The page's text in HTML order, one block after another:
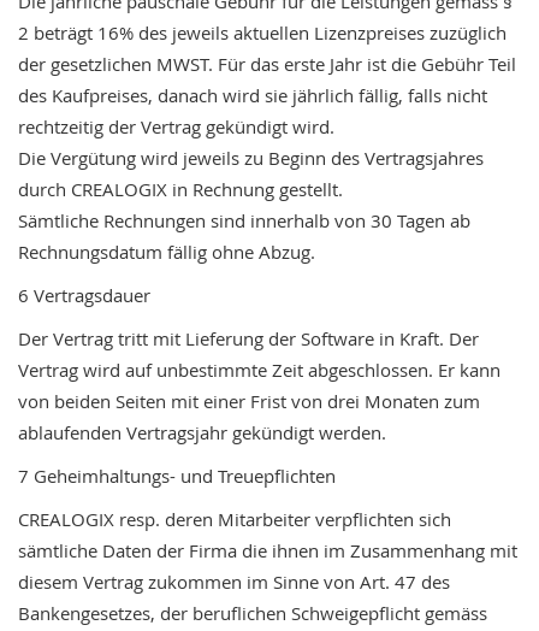
2 beträgt 16% des jeweils aktuellen Lizenzpreises zuzüglich
der gesetzlichen MWST. Für das erste Jahr ist die Gebühr Teil
des Kaufpreises, danach wird sie jährlich fällig, falls nicht
rechtzeitig der Vertrag gekündigt wird.
Die Vergütung wird jeweils zu Beginn des Vertragsjahres
durch CREALOGIX in Rechnung gestellt.
Sämtliche Rechnungen sind innerhalb von 30 Tagen ab
Rechnungsdatum fällig ohne Abzug.
6 Vertragsdauer
Der Vertrag tritt mit Lieferung der Software in Kraft. Der
Vertrag wird auf unbestimmte Zeit abgeschlossen. Er kann
von beiden Seiten mit einer Frist von drei Monaten zum
ablaufenden Vertragsjahr gekündigt werden.
7 Geheimhaltungs- und Treuepflichten
CREALOGIX resp. deren Mitarbeiter verpflichten sich
sämtliche Daten der Firma die ihnen im Zusammenhang mit
diesem Vertrag zukommen im Sinne von Art. 47 des
Bankengesetzes, der beruflichen Schweigepflicht gemäss